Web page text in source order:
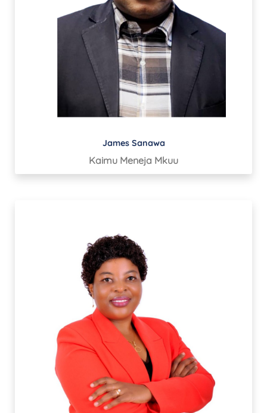
James Sanawa
Kaimu Meneja Mkuu